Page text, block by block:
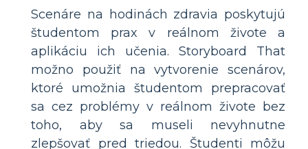
Scenáre na hodinách zdravia poskytujú
študentom prax v reálnom živote a
aplikáciu ich učenia. Storyboard That
možno použiť na vytvorenie scenárov,
ktoré umožnia študentom prepracovať
sa cez problémy v reálnom živote bez
toho, aby sa museli nevyhnutne
zlepšovať pred triedou. Študenti môžu